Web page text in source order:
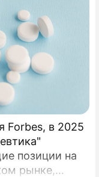
Forbes, в 2025
позиции на
рынке,